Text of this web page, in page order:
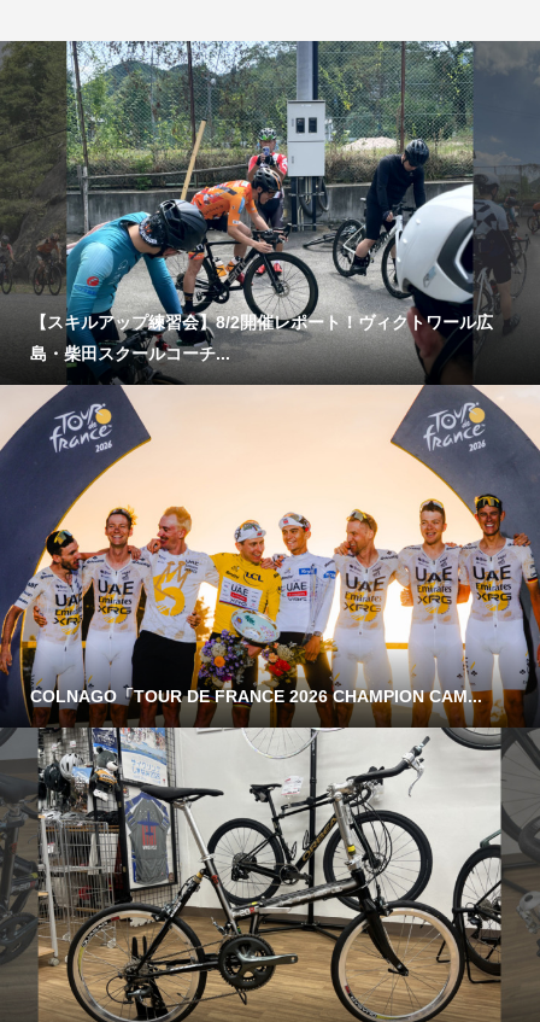
【スキルアップ練習会】8/2開催レポート！ヴィクトワール広
島・柴田スクールコーチ...
COLNAGO「TOUR DE FRANCE 2026 CHAMPION CAM...